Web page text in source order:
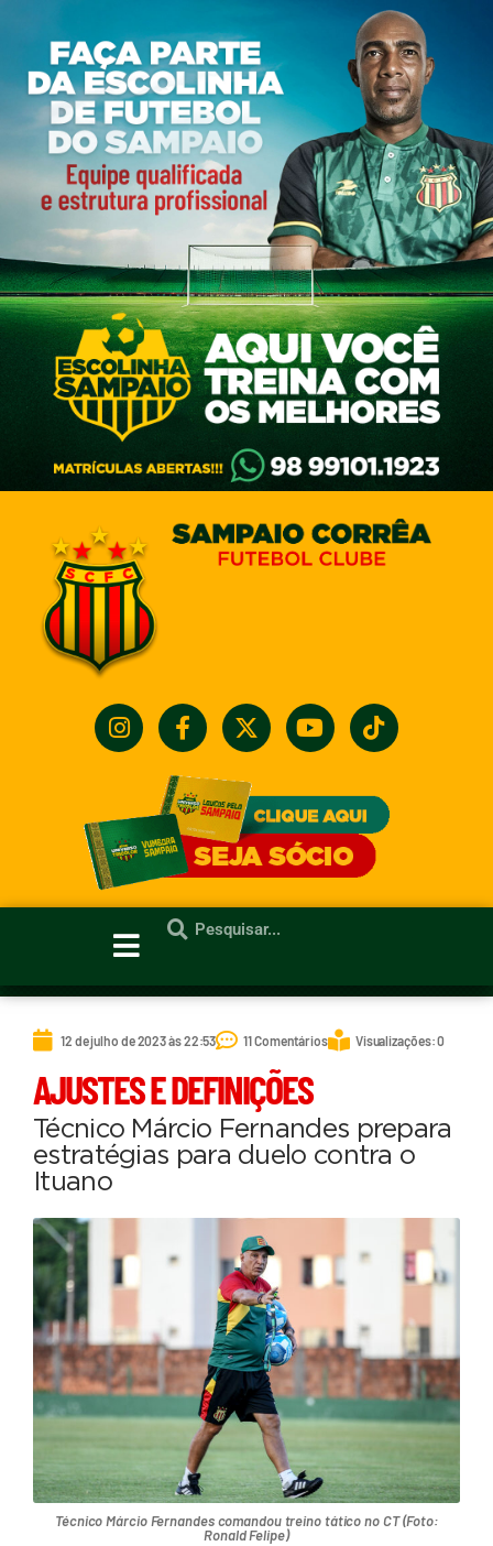
12 de julho de 2023 às 22:53 11 Comentários Visualizações: 0
AJUSTES E DEFINIÇÕES
Técnico Márcio Fernandes prepara
estratégias para duelo contra o
Ituano
Técnico Márcio Fernandes comandou treino tático no CT (Foto:
Ronald Felipe)